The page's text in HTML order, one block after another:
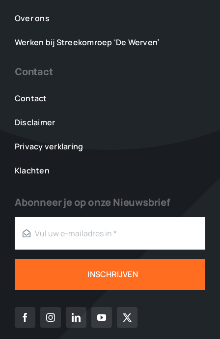
Over ons
Werken bij Streekomroep ‘De Werven’
Contact
Contact
Disclaimer
Privacy verklaring
Klachten
Abonneer je op onze Nieuwsbrief
INSCHRIJVEN